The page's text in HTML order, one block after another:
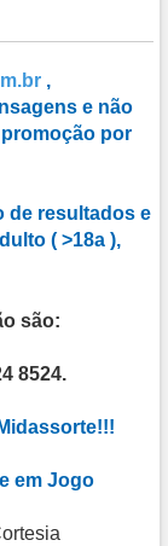
,
e não
por
de resultados e
( >18a ),
são:
8524.
em Jogo